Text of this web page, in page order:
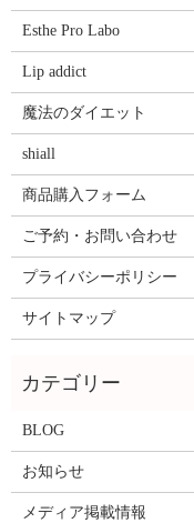
Esthe Pro Labo
Lip addict
魔法のダイエット
shiall
商品購入フォーム
ご予約・お問い合わせ
プライバシーポリシー
サイトマップ
BLOG
お知らせ
メディア掲載情報